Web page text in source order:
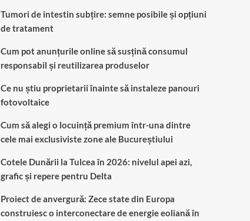
Tumori de intestin subțire: semne posibile și opțiuni
de tratament
Cum pot anunțurile online să susțină consumul
responsabil și reutilizarea produselor
Ce nu știu proprietarii înainte să instaleze panouri
fotovoltaice
Cum să alegi o locuință premium într-una dintre
cele mai exclusiviste zone ale Bucureștiului
Cotele Dunării la Tulcea în 2026: nivelul apei azi,
grafic și repere pentru Delta
Proiect de anvergură: Zece state din Europa
construiesc o interconectare de energie eoliană în